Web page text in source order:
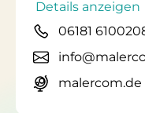
Details anzeigen
06181
malercom.de